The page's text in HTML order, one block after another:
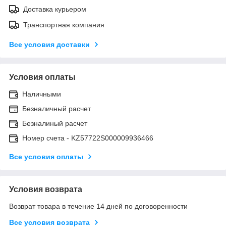
Доставка курьером
Транспортная компания
Все условия доставки
Условия оплаты
Наличными
Безналичный расчет
Безналиный расчет
Номер счета - KZ57722S000009936466
Все условия оплаты
Условия возврата
Возврат товара в течение 14 дней по договоренности
Все условия возврата